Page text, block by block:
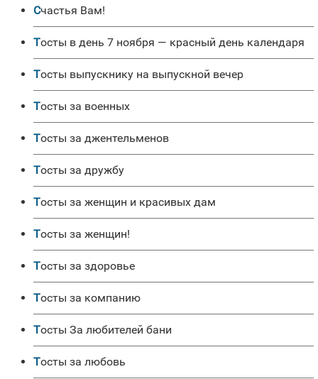
Счастья Вам!
Тосты в день 7 ноября — красный день календаря
Тосты выпускнику на выпускной вечер
Тосты за военных
Тосты за джентельменов
Тосты за дружбу
Тосты за женщин и красивых дам
Тосты за женщин!
Тосты за здоровье
Тосты за компанию
Тосты За любителей бани
Тосты за любовь